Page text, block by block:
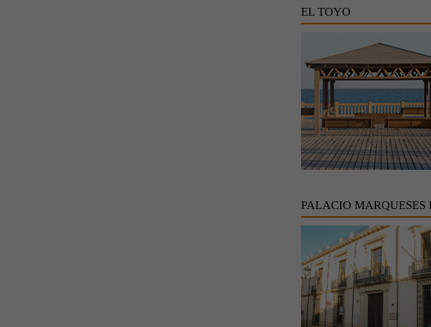
EL TOYO
PALACIO MARQUESES